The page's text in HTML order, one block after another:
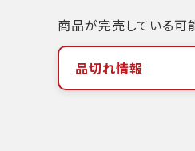
商品が完売している可
品切れ情報